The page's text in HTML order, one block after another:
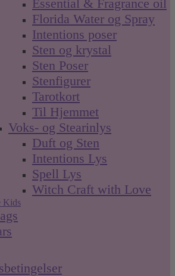
Essential & Fragrance oil
Florida Water og Spray
Intentions poser
Sten og krystal
Sten Poser
Stenfigurer
Tarotkort
Til Hjemmet
Voks- og Stearinlys
Duft og Sten
Intentions Lys
Spell Lys
Witch Craft with Love
Kids